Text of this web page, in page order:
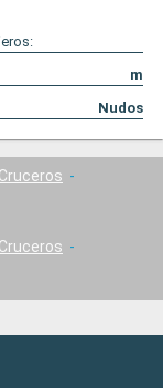
m
Nudos